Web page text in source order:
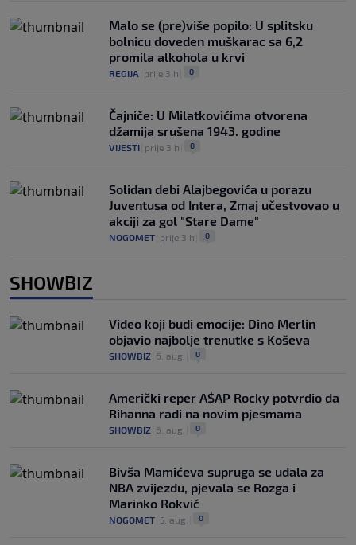
Malo se (pre)više popilo: U splitsku
bolnicu doveden muškarac sa 6,2
promila alkohola u krvi
REGIJA prije 3 h 0
Čajniče: U Milatkovićima otvorena
džamija srušena 1943. godine
VIJESTI prije 3 h 0
Solidan debi Alajbegovića u porazu
Juventusa od Intera, Zmaj učestvovao u
akciji za gol "Stare Dame"
NOGOMET prije 3 h 0
SHOWBIZ
Video koji budi emocije: Dino Merlin
objavio najbolje trenutke s Koševa
SHOWBIZ 6. aug. 0
Američki reper A$AP Rocky potvrdio da
Rihanna radi na novim pjesmama
SHOWBIZ 6. aug. 0
Bivša Mamićeva supruga se udala za
NBA zvijezdu, pjevala se Rozga i
Marinko Rokvić
NOGOMET 5. aug. 0